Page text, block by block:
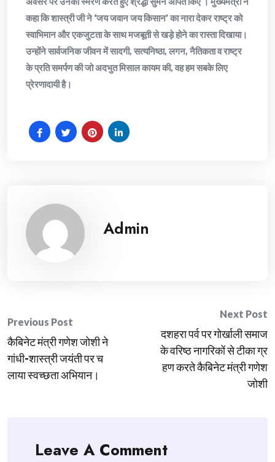
कहा कि शास्त्री जी ने ‘जय जवान जय किसान’ का नारा देकर राष्ट्र को
स्वाभिमान और एकजुटता के साथ मजबूती से खड़े होने का रास्ता दिखाया।
उन्होंने सार्वजनिक जीवन में सादगी, सत्यनिष्ठा, लगन, नैतिकता व राष्ट्र
के प्रति समर्पण की जो अदभुत मिसाल कायम की, वह हम सबके लिए
प्रेरणादायी है।
Admin
Post
navigation
Previous Post
कैबिनेट मंत्री गणेश जोशी ने
गांधी-शास्त्री जयंती पर च
लाया स्वच्छता अभियान।
Next Post
दशहरा पर्व पर गोर्खाली समाज
के वरिष्ठ नागरिकों से टीका ग्र
हण करते कैबिनेट मंत्री गणेश
जोशी
Leave A Comment